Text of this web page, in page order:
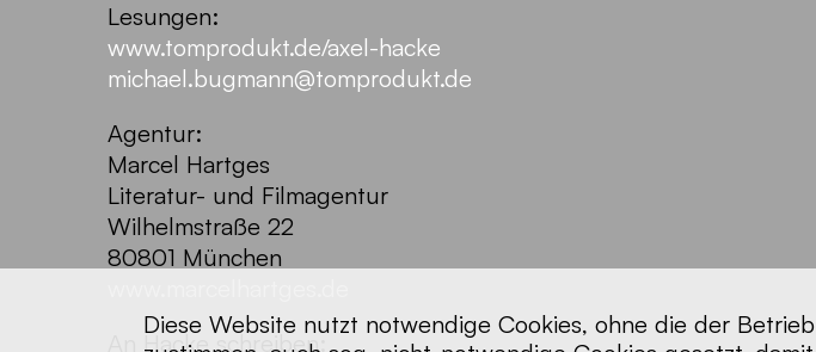
Lesungen:
www.tomprodukt.de/axel-hacke
michael.bugmann@tomprodukt.de
Agentur:
Marcel Hartges
Literatur- und Filmagentur
Wilhelmstraße 22
80801 München
An Hacke schreiben:
Diese Website nutzt notwendige Cookies, ohne die der